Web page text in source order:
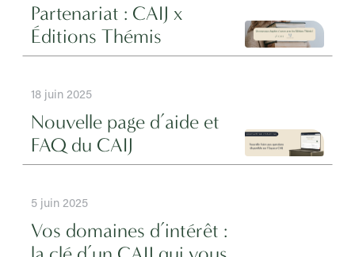
Partenariat : CAIJ x
Éditions Thémis
18 juin 2025
Nouvelle page d’aide et
FAQ du CAIJ
5 juin 2025
Vos domaines d’intérêt :